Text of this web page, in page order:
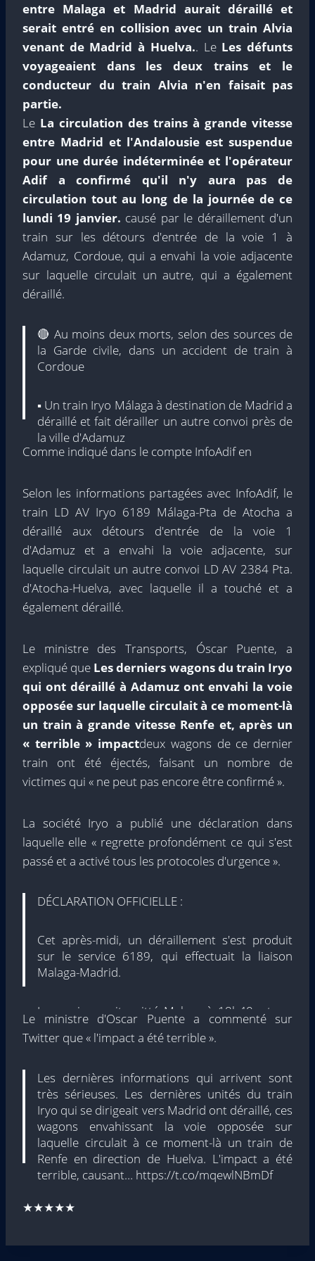
entre Malaga et Madrid aurait déraillé et
serait entré en collision avec un train Alvia
venant de Madrid à Huelva.. Le Les défunts
voyageaient dans les deux trains et le
conducteur du train Alvia n'en faisait pas
partie.
Le La circulation des trains à grande vitesse
entre Madrid et l'Andalousie est suspendue
pour une durée indéterminée et l'opérateur
Adif a confirmé qu'il n'y aura pas de
circulation tout au long de la journée de ce
lundi 19 janvier. causé par le déraillement d'un
train sur les détours d'entrée de la voie 1 à
Adamuz, Cordoue, qui a envahi la voie adjacente
sur laquelle circulait un autre, qui a également
déraillé.
🔴 Au moins deux morts, selon des sources de
la Garde civile, dans un accident de train à
Cordoue
▪️ Un train Iryo Málaga à destination de Madrid a
déraillé et fait dérailler un autre convoi près de
la ville d'Adamuz
https://t.co/lMToc173VA
pic.twitter.com/z0kdj8B4x0
–Radio 5 (@radio5_rne)18 janvier 2026
Comme indiqué dans le compte InfoAdif en
Selon les informations partagées avec InfoAdif, le
train LD AV Iryo 6189 Málaga-Pta de Atocha a
déraillé aux détours d'entrée de la voie 1
d'Adamuz et a envahi la voie adjacente, sur
laquelle circulait un autre convoi LD AV 2384 Pta.
d'Atocha-Huelva, avec laquelle il a touché et a
également déraillé.
Le ministre des Transports, Óscar Puente, a
expliqué que Les derniers wagons du train Iryo
qui ont déraillé à Adamuz ont envahi la voie
opposée sur laquelle circulait à ce moment-là
un train à grande vitesse Renfe et, après un
« terrible » impactdeux wagons de ce dernier
train ont été éjectés, faisant un nombre de
victimes qui « ne peut pas encore être confirmé ».
La société Iryo a publié une déclaration dans
laquelle elle « regrette profondément ce qui s'est
passé et a activé tous les protocoles d'urgence ».
DÉCLARATION OFFICIELLE :
Cet après-midi, un déraillement s'est produit
sur le service 6189, qui effectuait la liaison
Malaga-Madrid.
Le service avait quitté Malaga à 18h40. et, au
moment de l'événement, environ 300
personnes voyageaient.
Iryo regrette profondément…
pic.twitter.com/XF71Aj50hc
– iryo.eu (@iryo_eu) 18 janvier 2026
Le ministre d'Oscar Puente a commenté sur
Twitter que « l'impact a été terrible ».
Les dernières informations qui arrivent sont
très sérieuses. Les dernières unités du train
Iryo qui se dirigeait vers Madrid ont déraillé, ces
wagons envahissant la voie opposée sur
laquelle circulait à ce moment-là un train de
Renfe en direction de Huelva. L'impact a été
terrible, causant… https://t.co/mqewlNBmDf
– Oscar Puente (@oscar_puente_)
★★★★★